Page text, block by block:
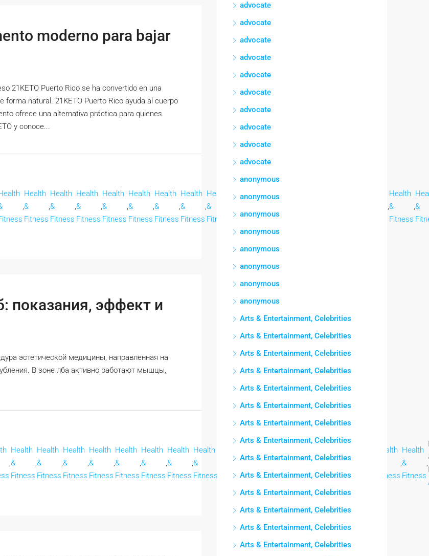
moderno para bajar
21KETO Puerto Rico se ha convertido en una
natural. 21KETO Puerto Rico ayuda al cuerpo
ofrece una alternativa práctica para quienes
y conoce...
,
Health
&
Fitness
,
Health
&
Fitness
,
Health
&
Fitness
,
Health
&
Fitness
,
Health
&
Fitness
,
Health
&
Fitness
,
Health
&
Fitness
,
Health
&
Fitness
Health
Fitness
Health
Fitness
,
Health
&
Fitness
,&
показания, эффект и
эстетической медицины, направленная на
В зоне лба активно работают мышцы,
,
Health
&
Fitness
,
Health
&
Fitness
,
Health
&
Fitness
,
Health
&
Fitness
,
Health
&
Fitness
,
Health
&
Fitness
,
Health
&
Fitness
,
Health
&
Fitness
Fitness
,&
Fitness
,&
Fitness
,&
Fitness
,&
Fitness
,&
Fitness
Health
Fitness
,
Health
&
Fitness
,
advocate
advocate
advocate
advocate
advocate
advocate
advocate
advocate
advocate
advocate
anonymous
anonymous
anonymous
anonymous
anonymous
anonymous
anonymous
anonymous
Arts & Entertainment, Celebrities
Arts & Entertainment, Celebrities
Arts & Entertainment, Celebrities
Arts & Entertainment, Celebrities
Arts & Entertainment, Celebrities
Arts & Entertainment, Celebrities
Arts & Entertainment, Celebrities
Arts & Entertainment, Celebrities
Arts & Entertainment, Celebrities
Arts & Entertainment, Celebrities
Arts & Entertainment, Celebrities
Arts & Entertainment, Celebrities
Arts & Entertainment, Celebrities
Arts & Entertainment, Celebrities